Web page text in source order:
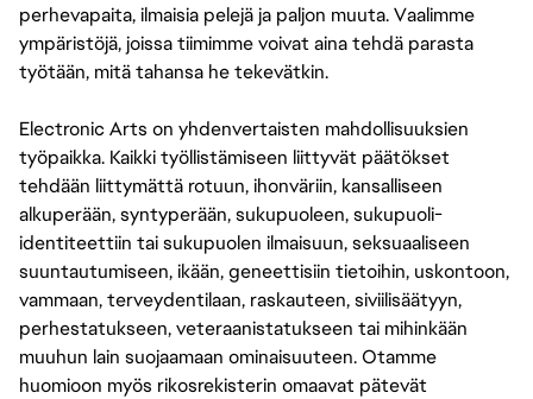
perhevapaita, ilmaisia pelejä ja paljon muuta. Vaalimme
ympäristöjä, joissa tiimimme voivat aina tehdä parasta
työtään, mitä tahansa he tekevätkin.
Electronic Arts on yhdenvertaisten mahdollisuuksien
työpaikka. Kaikki työllistämiseen liittyvät päätökset
tehdään liittymättä rotuun, ihonväriin, kansalliseen
alkuperään, syntyperään, sukupuoleen, sukupuoli-
identiteettiin tai sukupuolen ilmaisuun, seksuaaliseen
suuntautumiseen, ikään, geneettisiin tietoihin, uskontoon,
vammaan, terveydentilaan, raskauteen, siviilisäätyyn,
perhestatukseen, veteraanistatukseen tai mihinkään
muuhun lain suojaamaan ominaisuuteen. Otamme
huomioon myös rikosrekisterin omaavat pätevät